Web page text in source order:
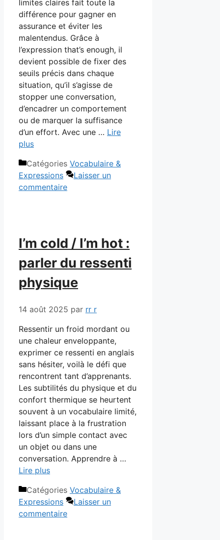
limites claires fait toute la
différence pour gagner en
assurance et éviter les
malentendus. Grâce à
l’expression that’s enough, il
devient possible de fixer des
seuils précis dans chaque
situation, qu’il s’agisse de
stopper une conversation,
d’encadrer un comportement
ou de marquer la suffisance
d’un effort. Avec une … Lire
plus
Catégories Vocabulaire &
Expressions
Laisser un
commentaire
I’m cold / I’m hot :
parler du ressenti
physique
14 août 2025 par rr r
Ressentir un froid mordant ou
une chaleur enveloppante,
exprimer ce ressenti en anglais
sans hésiter, voilà le défi que
rencontrent tant d’apprenants.
Les subtilités du physique et du
confort thermique se heurtent
souvent à un vocabulaire limité,
laissant place à la frustration
lors d’un simple contact avec
un objet ou dans une
conversation. Apprendre à …
Lire plus
Catégories Vocabulaire &
Expressions
Laisser un
commentaire